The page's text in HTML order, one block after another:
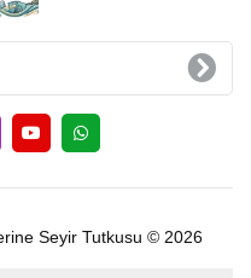
Seyir Tutkusu © 2026